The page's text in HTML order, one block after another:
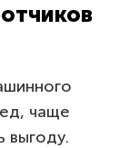
чаще
выгоду.